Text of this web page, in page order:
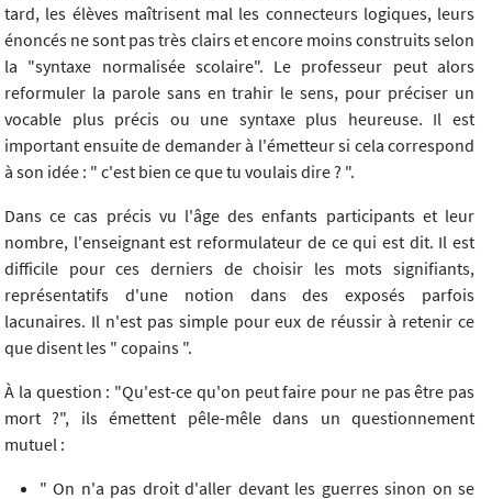
tard, les élèves maîtrisent mal les connecteurs logiques, leurs
énoncés ne sont pas très clairs et encore moins construits selon
la "syntaxe normalisée scolaire". Le professeur peut alors
reformuler la parole sans en trahir le sens, pour préciser un
vocable plus précis ou une syntaxe plus heureuse. Il est
important ensuite de demander à l'émetteur si cela correspond
à son idée : " c'est bien ce que tu voulais dire ? ".
Dans ce cas précis vu l'âge des enfants participants et leur
nombre, l'enseignant est reformulateur de ce qui est dit. Il est
difficile pour ces derniers de choisir les mots signifiants,
représentatifs d'une notion dans des exposés parfois
lacunaires. Il n'est pas simple pour eux de réussir à retenir ce
que disent les " copains ".
À la question : "Qu'est-ce qu'on peut faire pour ne pas être pas
mort ?", ils émettent pêle-mêle dans un questionnement
mutuel :
" On n'a pas droit d'aller devant les guerres sinon on se